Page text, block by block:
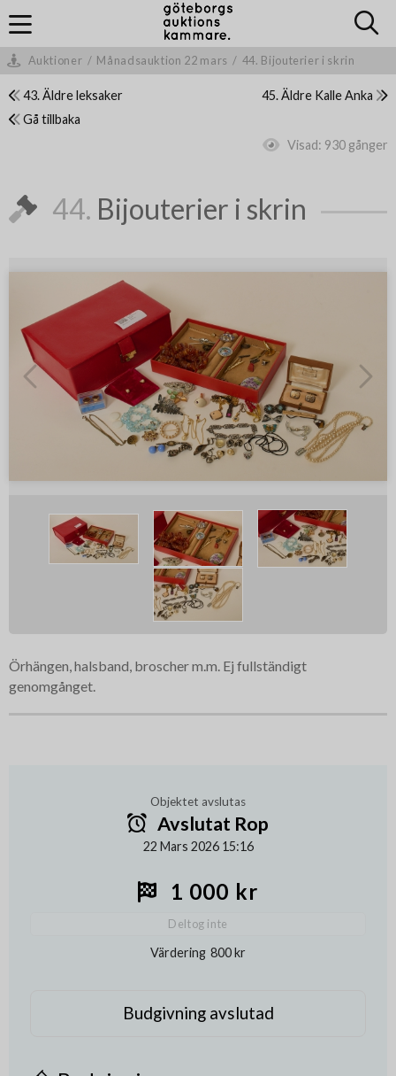
Auktioner / Månadsauktion 22 mars / 44. Bijouterier i skrin
43. Äldre leksaker
45. Äldre Kalle Anka
Gå tillbaka
Visad: 930 gånger
44. Bijouterier i skrin
Örhängen, halsband, broscher m.m. Ej fullständigt
genomgånget.
Objektet avslutas
Avslutat Rop
22 Mars 2026 15:16
1 000 kr
Deltog inte
Värdering 800 kr
Budgivning avslutad